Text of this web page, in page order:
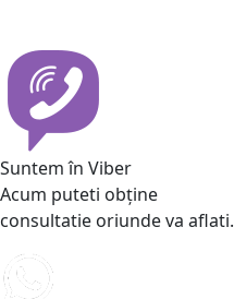
Suntem în Viber
Acum puteti obține
consultatie oriunde va aflati.